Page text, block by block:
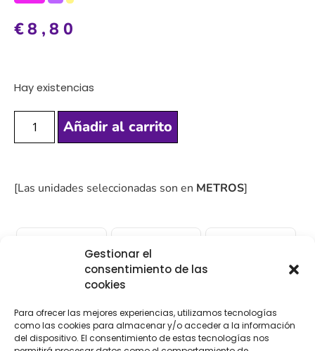
Gestionar el
consentimiento de las
cookies
Para ofrecer las mejores experiencias, utilizamos tecnologías
como las cookies para almacenar y/o acceder a la información
del dispositivo. El consentimiento de estas tecnologías nos
€8,80
Hay existencias
Añadir al carrito
[Las unidades seleccionadas son en METROS]
ENVÍO 24-48H